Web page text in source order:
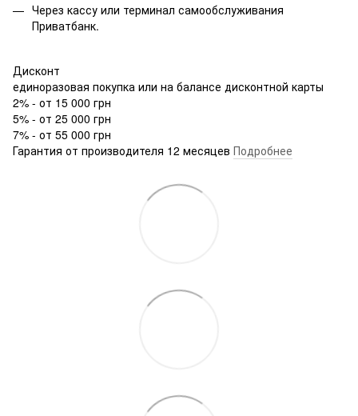
Через кассу или терминал самообслуживания
Приватбанк.
Дисконт
единоразовая покупка или на балансе дисконтной карты
2% - от 15 000 грн
5% - от 25 000 грн
7% - от 55 000 грн
Гарантия от производителя 12 месяцев Подробнее